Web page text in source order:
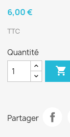
6,00 €
TTC
Quantité

Partager